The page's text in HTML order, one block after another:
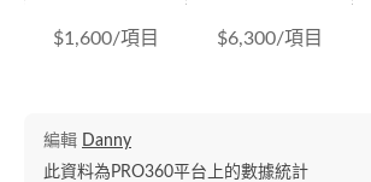
$1,600/項目 $6,300/項目
編輯 Danny
此資料為PRO360平台上的數據統計